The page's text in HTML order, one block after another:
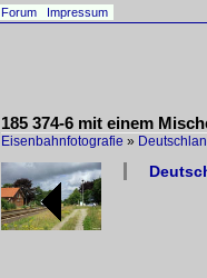
Forum Impressum
185 374-6 mit einem
Eisenbahnfotografie »